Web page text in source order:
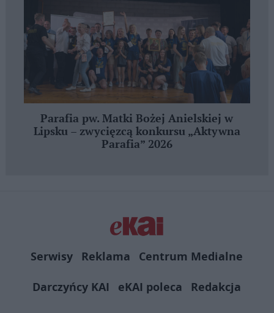
Parafia pw. Matki Bożej Anielskiej w
Lipsku – zwycięzcą konkursu „Aktywna
Parafia” 2026
Serwisy Reklama
Centrum Medialne
Darczyńcy KAI
eKAI poleca
Redakcja